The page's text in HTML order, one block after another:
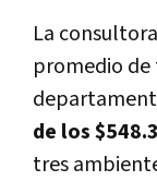
La
promedio de
de los
tres